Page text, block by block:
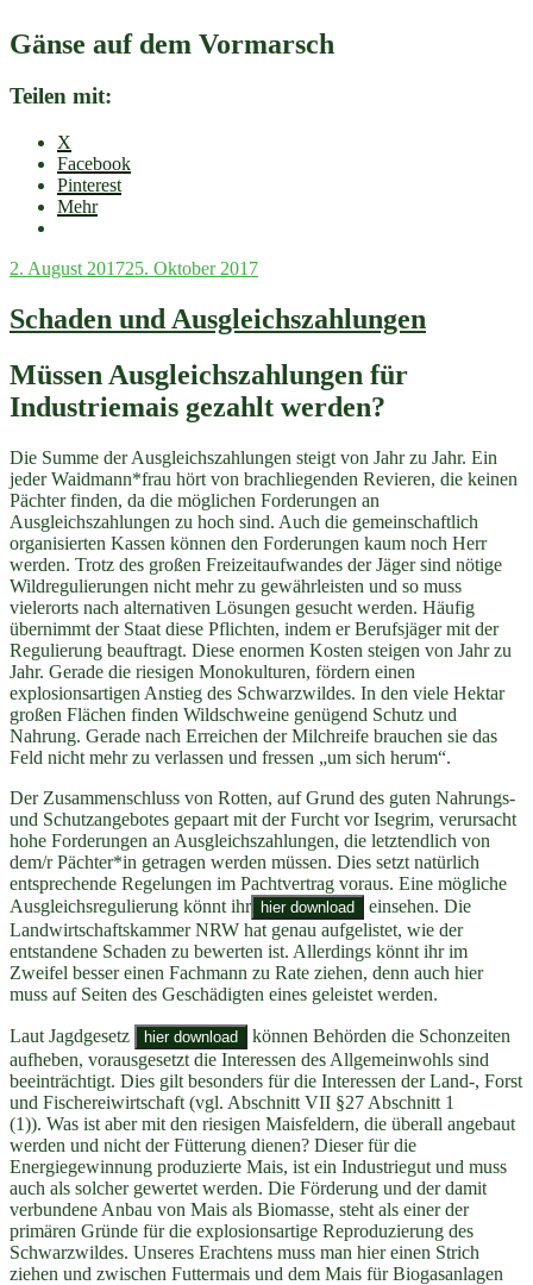
Gänse auf dem Vormarsch
Teilen mit:
X
Facebook
Pinterest
Mehr
Veröffentlicht
2. August 201725. Oktober 2017
Schaden und Ausgleichszahlungen
Müssen Ausgleichszahlungen für
Industriemais gezahlt werden?
Die Summe der Ausgleichszahlungen steigt von Jahr zu Jahr. Ein
jeder Waidmann*frau hört von brachliegenden Revieren, die keinen
Pächter finden, da die möglichen Forderungen an
Ausgleichszahlungen zu hoch sind. Auch die gemeinschaftlich
organisierten Kassen können den Forderungen kaum noch Herr
werden. Trotz des großen Freizeitaufwandes der Jäger sind nötige
Wildregulierungen nicht mehr zu gewährleisten und so muss
vielerorts nach alternativen Lösungen gesucht werden. Häufig
übernimmt der Staat diese Pflichten, indem er Berufsjäger mit der
Regulierung beauftragt. Diese enormen Kosten steigen von Jahr zu
Jahr. Gerade die riesigen Monokulturen, fördern einen
explosionsartigen Anstieg des Schwarzwildes. In den viele Hektar
großen Flächen finden Wildschweine genügend Schutz und
Nahrung. Gerade nach Erreichen der Milchreife brauchen sie das
Feld nicht mehr zu verlassen und fressen „um sich herum“.
Der Zusammenschluss von Rotten, auf Grund des guten Nahrungs-
und Schutzangebotes gepaart mit der Furcht vor Isegrim, verursacht
hohe Forderungen an Ausgleichszahlungen, die letztendlich von
dem/r Pächter*in getragen werden müssen. Dies setzt natürlich
entsprechende Regelungen im Pachtvertrag voraus. Eine mögliche
Ausgleichsregulierung könnt ihr
hier download
einsehen. Die
Landwirtschaftskammer NRW hat genau aufgelistet, wie der
entstandene Schaden zu bewerten ist. Allerdings könnt ihr im
Zweifel besser einen Fachmann zu Rate ziehen, denn auch hier
muss auf Seiten des Geschädigten eines geleistet werden.
Laut Jagdgesetz hier download
können Behörden die Schonzeiten
aufheben, vorausgesetzt die Interessen des Allgemeinwohls sind
beeinträchtigt. Dies gilt besonders für die Interessen der Land-, Forst
und Fischereiwirtschaft (vgl. Abschnitt VII §27 Abschnitt 1
(1)). Was ist aber mit den riesigen Maisfeldern, die überall angebaut
werden und nicht der Fütterung dienen? Dieser für die
Energiegewinnung produzierte Mais, ist ein Industriegut und muss
auch als solcher gewertet werden. Die Förderung und der damit
verbundene Anbau von Mais als Biomasse, steht als einer der
primären Gründe für die explosionsartige Reproduzierung des
Schwarzwildes. Unseres Erachtens muss man hier einen Strich
ziehen und zwischen Futtermais und dem Mais für Biogasanlagen